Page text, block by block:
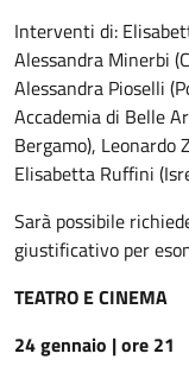
Interventi di:
Alessandra Minerbi
Alessandra Pioselli
Accademia di Belle
Bergamo), Leonardo
Elisabetta Ruffini
Sarà possibile
giustificativo per
TEATRO E CINEMA
24 gennaio | ore 21